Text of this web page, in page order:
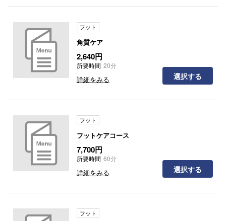
フット
角質ケア
2,640円
所要時間 20分
詳細をみる 選択する
フット
フットケアコース
7,700円
所要時間 60分
詳細をみる 選択する
フット